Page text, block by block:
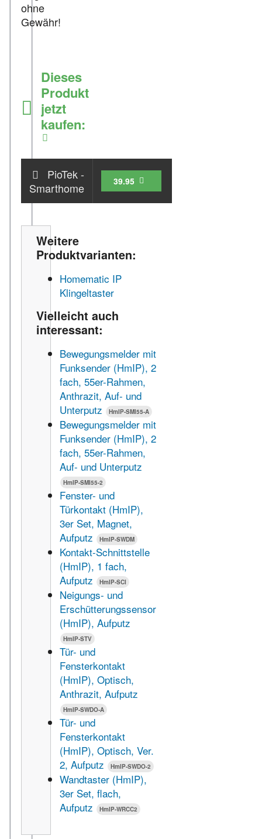
ohne
Gewähr!
Dieses
Produkt
jetzt
kaufen:
PioTek -
Smarthome
Zum Shop
39.95
Weitere
Produktvarianten:
Homematic IP
Klingeltaster
Vielleicht auch
interessant:
Bewegungsmelder mit
Funksender (HmIP), 2
fach, 55er-Rahmen,
Anthrazit, Auf- und
Unterputz
HmIP-SMI55-A
Bewegungsmelder mit
Funksender (HmIP), 2
fach, 55er-Rahmen,
Auf- und Unterputz
HmIP-SMI55-2
Fenster- und
Türkontakt (HmIP),
3er Set, Magnet,
Aufputz
HmIP-SWDM
Kontakt-Schnittstelle
(HmIP), 1 fach,
Aufputz
HmIP-SCI
Neigungs- und
Erschütterungssensor
(HmIP), Aufputz
HmIP-STV
Tür- und
Fensterkontakt
(HmIP), Optisch,
Anthrazit, Aufputz
HmIP-SWDO-A
Tür- und
Fensterkontakt
(HmIP), Optisch, Ver.
2, Aufputz
HmIP-SWDO-2
Wandtaster (HmIP),
3er Set, flach,
Aufputz
HmIP-WRCC2